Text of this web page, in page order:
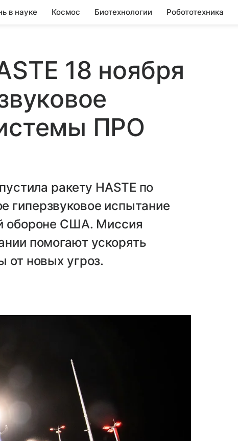
в науке Космос Биотехнологии Робототехника
18 ноября
ПРО
ракету HASTE по
гиперзвуковое испытание
обороне США. Миссия
помогают ускорять
от новых угроз.